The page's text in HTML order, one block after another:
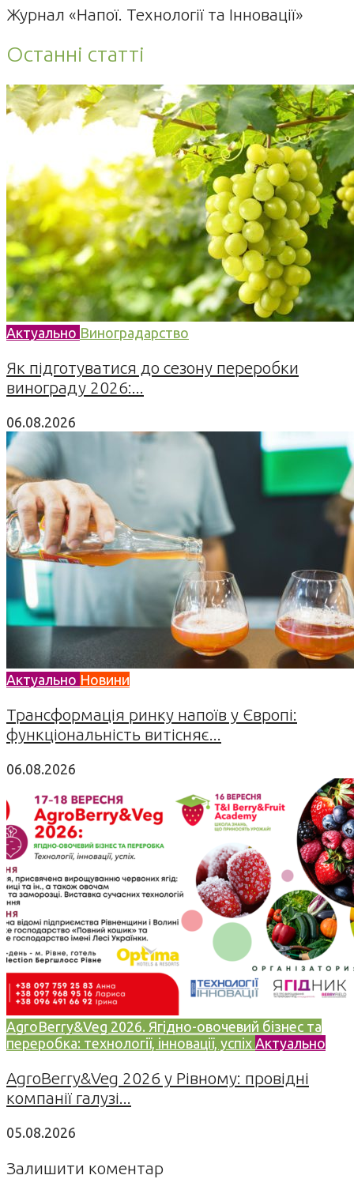
Журнал «Напої. Технології та Інновації»
Останні статті
Актуально Виноградарство
Як підготуватися до сезону переробки
винограду 2026:...
06.08.2026
Актуально Новини
Трансформація ринку напоїв у Європі:
функціональність витісняє...
06.08.2026
AgroBerry&Veg 2026. Ягідно-овочевий бізнес та
переробка: технології, інновації, успіх Актуально
AgroBerry&Veg 2026 у Рівному: провідні
компанії галузі...
05.08.2026
Залишити коментар